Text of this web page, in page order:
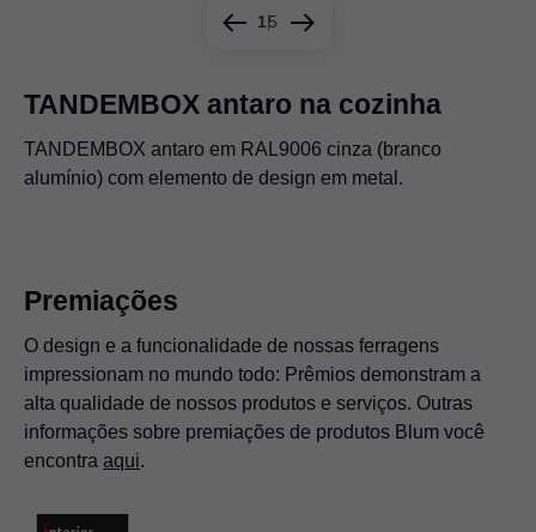
15
TANDEMBOX antaro na cozinha
TANDEMBOX antaro em RAL9006 cinza (branco
alumínio) com elemento de design em metal.
TANDEMBOX antaro em preto-terra com elemento de
design de madeira adequado à frente do móvel
TANDEMBOX antaro em banco-seda para design
uniforme
TANDEMBOX antaro em preto-terra
TANDEMBOX antaro em aço inox (Inox) anti-impressão
Premiações
O design e a funcionalidade de nossas ferragens
impressionam no mundo todo: Prêmios demonstram a
alta qualidade de nossos produtos e serviços. Outras
informações sobre premiações de produtos Blum você
encontra aqui.